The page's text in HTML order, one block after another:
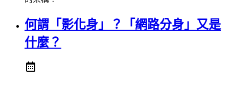
何謂「影化身」？「網路分身」又是
什麼？